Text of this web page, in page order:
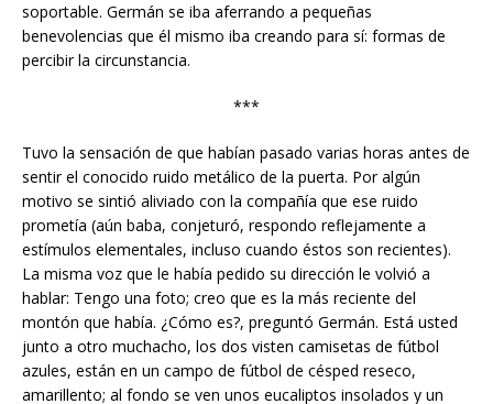
soportable. Germán se iba aferrando a pequeñas
benevolencias que él mismo iba creando para sí: formas de
percibir la circunstancia.
***
Tuvo la sensación de que habían pasado varias horas antes de
sentir el conocido ruido metálico de la puerta. Por algún
motivo se sintió aliviado con la compañía que ese ruido
prometía (aún baba, conjeturó, respondo reflejamente a
estímulos elementales, incluso cuando éstos son recientes).
La misma voz que le había pedido su dirección le volvió a
hablar: Tengo una foto; creo que es la más reciente del
montón que había. ¿Cómo es?, preguntó Germán. Está usted
junto a otro muchacho, los dos visten camisetas de fútbol
azules, están en un campo de fútbol de césped reseco,
amarillento; al fondo se ven unos eucaliptos insolados y un